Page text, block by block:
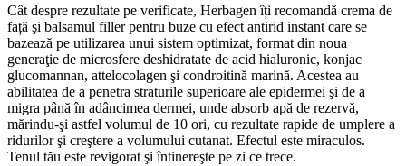
Cât despre rezultate pe verificate, Herbagen îți recomandă crema de
față şi balsamul filler pentru buze cu efect antirid instant care se
bazează pe utilizarea unui sistem optimizat, format din noua
generaţie de microsfere deshidratate de acid hialuronic, konjac
glucomannan, attelocolagen şi condroitină marină. Acestea au
abilitatea de a penetra straturile superioare ale epidermei şi de a
migra până în adâncimea dermei, unde absorb apă de rezervă,
mărindu-şi astfel volumul de 10 ori, cu rezultate rapide de umplere a
ridurilor şi creştere a volumului cutanat. Efectul este miraculos.
Tenul tău este revigorat şi întinereşte pe zi ce trece.